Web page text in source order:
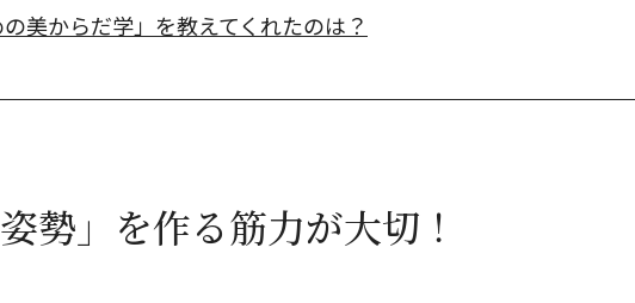
の美からだ学」を教えてくれたのは？
勢」を作る筋力が大切！